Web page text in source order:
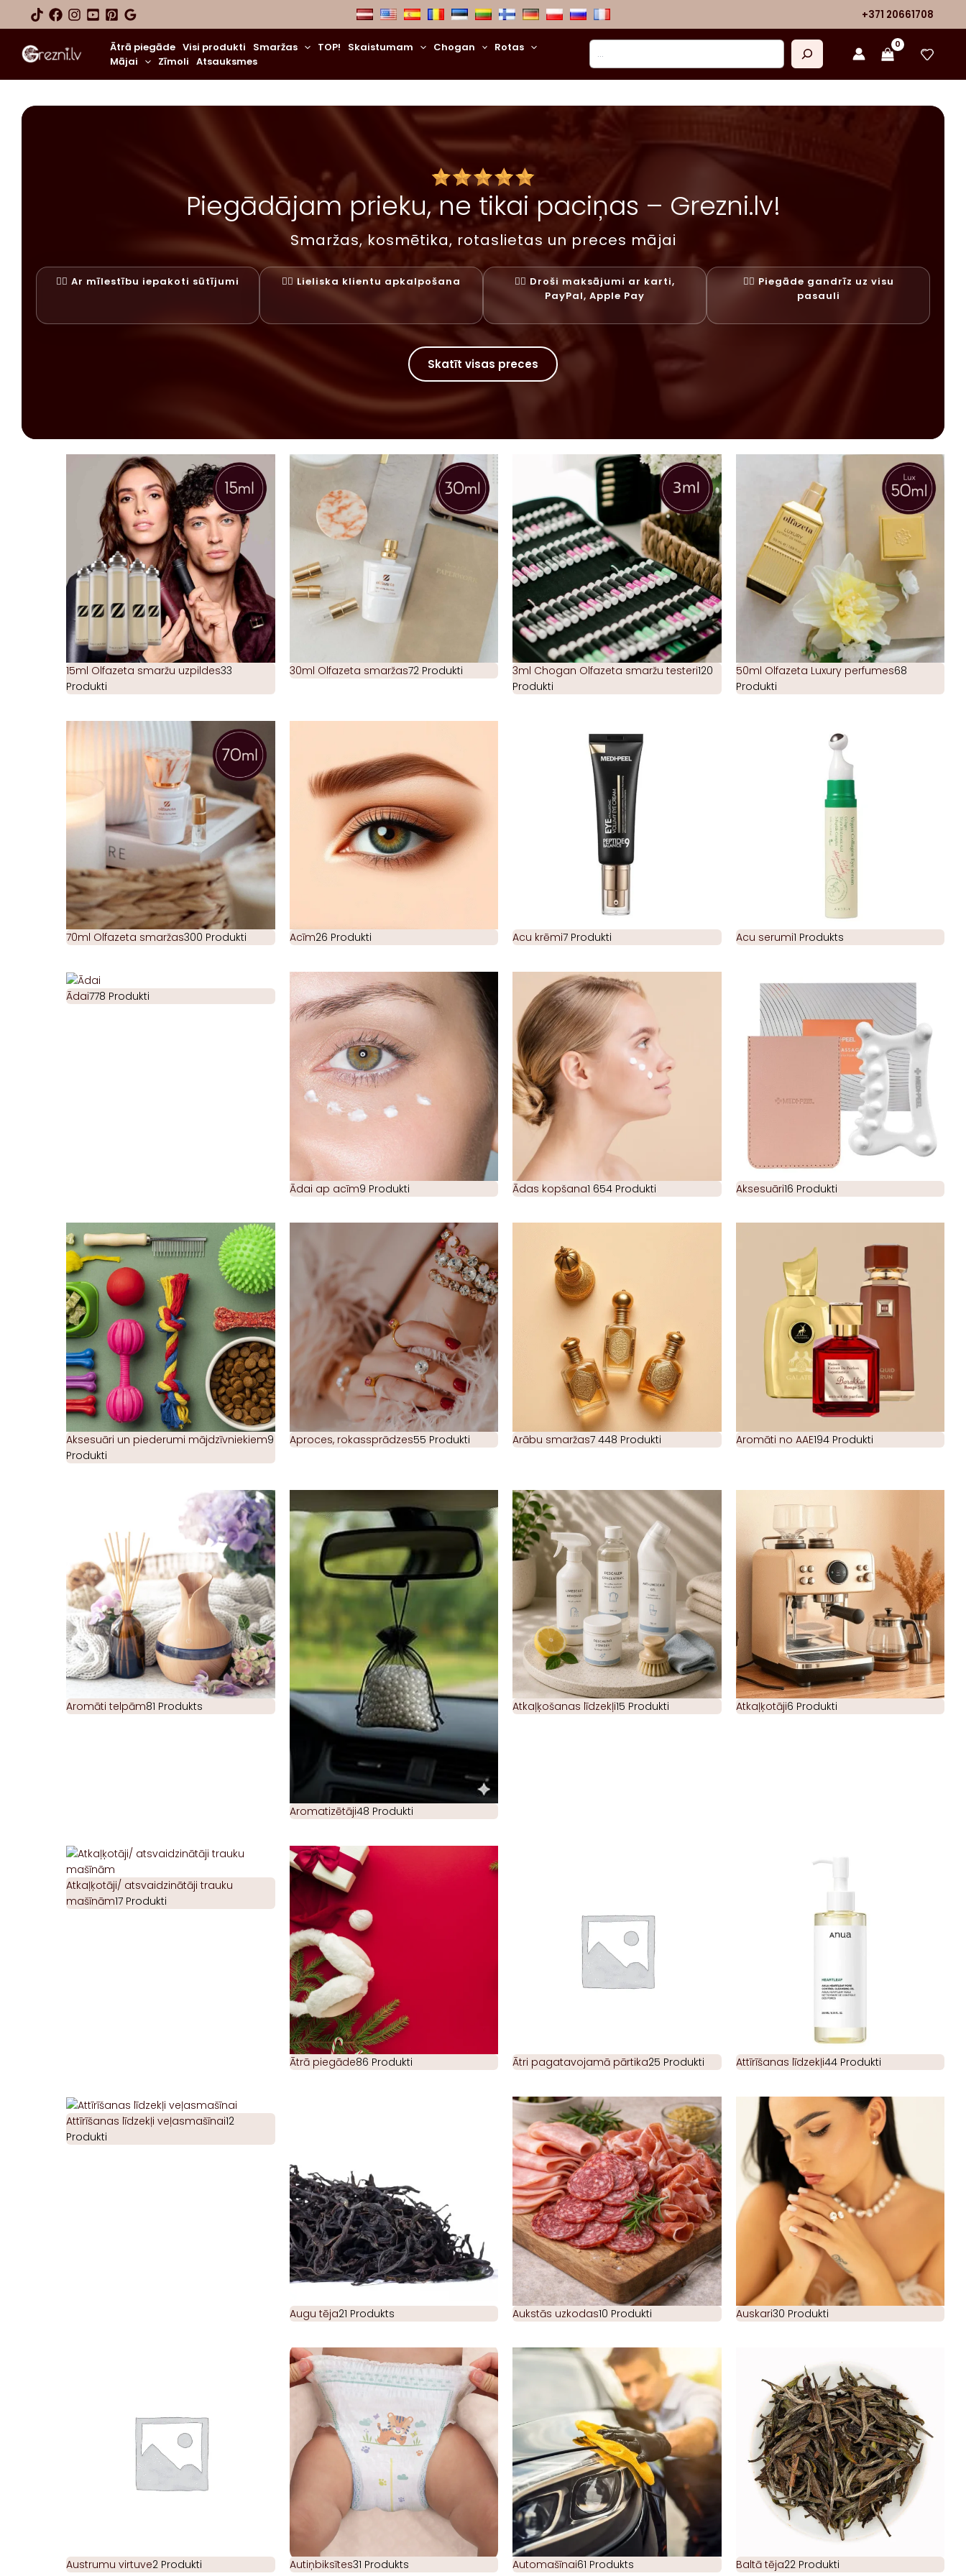
+371 20661708
Ātrā piegāde Visi produkti Smaržas TOP! Skaistumam Chogan
Rotas
Mājai
Zīmoli Atsauksmes
Meklēt
Piegādājam prieku, ne tikai paciņas – Grezni.lv!
Smaržas, kosmētika, rotaslietas un preces mājai
✓⃝ Ar mīlestību iepakoti sūtījumi ✓⃝ Lieliska klientu apkalpošana
✓⃝ Droši maksājumi ar karti,
PayPal, Apple Pay
✓⃝ Piegāde gandrīz uz visu
pasauli
Skatīt visas preces
15ml Olfazeta smaržu uzpildes33
Produkti
30ml Olfazeta smaržas72 Produkti 3ml Chogan Olfazeta smaržu testeri120
Produkti
50ml Olfazeta Luxury perfumes68
Produkti
70ml Olfazeta smaržas300 Produkti Acīm26 Produkti Acu krēmi7 Produkti Acu serumi1 Produkts
Ādai778 Produkti
Ādai ap acīm9 Produkti Ādas kopšana1 654 Produkti Aksesuāri16 Produkti
Aksesuāri un piederumi mājdzīvniekiem9
Produkti
Aproces, rokassprādzes55 Produkti Arābu smaržas7 448 Produkti Aromāti no AAE194 Produkti
Aromāti telpām81 Produkts
Aromatizētāji48 Produkti
Atkaļķošanas līdzekļi15 Produkti Atkaļķotāji6 Produkti
Atkaļķotāji/ atsvaidzinātāji trauku
mašīnām17 Produkti
Ātrā piegāde86 Produkti Ātri pagatavojamā pārtika25 Produkti Attīrīšanas līdzekļi44 Produkti
Attīrīšanas līdzekļi veļasmašīnai12
Produkti
Augu tēja21 Produkts Aukstās uzkodas10 Produkti Auskari30 Produkti
Austrumu virtuve2 Produkti Autiņbiksītes31 Produkts Automašīnai61 Produkts Baltā tēja22 Produkti